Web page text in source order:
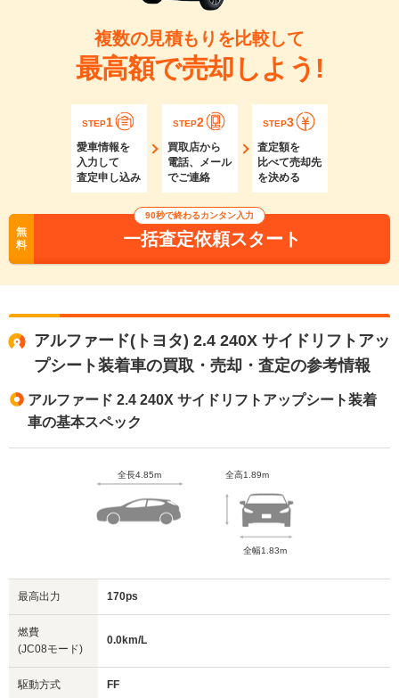
複数の見積もりを比較して
最高額で売却しよう!
STEP1
愛車情報を
入力して
査定申し込み
STEP2
買取店から
電話、メール
でご連絡
STEP3
査定額を
比べて売却先
を決める
無
料
90秒で終わるカンタン入力
一括査定依頼スタート
アルファード(トヨタ) 2.4 240X サイドリフトアッ
プシート装着車の買取・売却・査定の参考情報
アルファード 2.4 240X サイドリフトアップシート装着
車の基本スペック
全長4.85m 全高1.89m
全幅1.83m
最高出力 170ps
燃費
(JC08モード)
0.0km/L
駆動方式 FF